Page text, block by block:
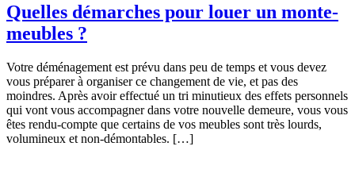
Quelles démarches pour louer un monte-
meubles ?
Votre déménagement est prévu dans peu de temps et vous devez
vous préparer à organiser ce changement de vie, et pas des
moindres. Après avoir effectué un tri minutieux des effets personnels
qui vont vous accompagner dans votre nouvelle demeure, vous vous
êtes rendu-compte que certains de vos meubles sont très lourds,
volumineux et non-démontables. […]